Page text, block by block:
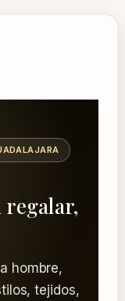
regalar,
hombre,
tejidos,